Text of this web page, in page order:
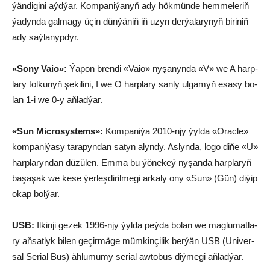
ýän­di­gi­ni aýd­ýar. Kom­pa­ni­ýa­nyň ady hök­mün­de hem­me­le­riň
ýa­dyn­da gal­ma­gy üçin dün­ýä­niň iň uzyn der­ýa­la­ry­nyň bi­ri­niň
ady saý­la­nyp­dyr.
«So­ny Vaio»: Ýa­pon bren­di «Vaio» ny­şa­nyn­da «V» we A harp­
la­ry tol­ku­nyň şe­ki­li­ni, I we O harp­la­ry san­ly ul­ga­myň esa­sy bo­
lan 1-i we 0-y aň­lad­ýar.
«Sun Micro­sys­tems»: Kompaniýa 2010-njy ýyl­da «Oracle»
kom­pa­ni­ýa­sy ta­ra­pyn­dan sa­tyn alyn­dy. As­lyn­da, lo­go­ di­ňe «U»
harp­la­ryn­dan düzülen. Em­ma bu ýö­ne­keý ny­şan­da harp­la­ryň
ba­şa­şak we ke­se ýer­leş­di­ril­me­gi ar­ka­ly ony «Sun» (Gün) di­ýip
okap bol­ýar.
USB: Il­kin­ji ge­zek 1996-njy ýyl­da peý­da bo­lan we mag­lu­mat­la­
ry aň­sat­lyk bi­len ge­çir­mä­ge müm­kin­çi­lik ber­ýän USB (Univer­
sal Se­ri­al Bus) äh­lu­mu­my se­ri­al aw­to­bus diý­me­gi aň­lad­ýar.